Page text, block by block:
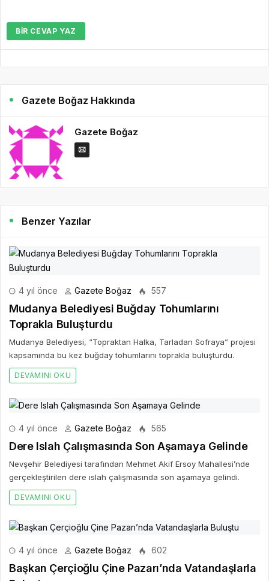
BIR CEVAP YAZ
Gazete Boğaz Hakkında
Gazete Boğaz
Benzer Yazılar
4 yıl önce Gazete Boğaz 557
Mudanya Belediyesi Buğday Tohumlarını
Toprakla Buluşturdu
Mudanya Belediyesi, “Topraktan Halka, Tarladan Sofraya” projesi
kapsamında bu kez buğday tohumlarını toprakla buluşturdu.
DEVAMINI OKU
4 yıl önce Gazete Boğaz 565
Dere Islah Çalışmasında Son Aşamaya Gelinde
Nevşehir Belediyesi tarafından Mehmet Akif Ersoy Mahallesi’nde
gerçekleştirilen dere ıslah çalışmasında son aşamaya gelindi.
DEVAMINI OKU
4 yıl önce Gazete Boğaz 602
Başkan Çerçioğlu Çine Pazarı’nda Vatandaşlarla